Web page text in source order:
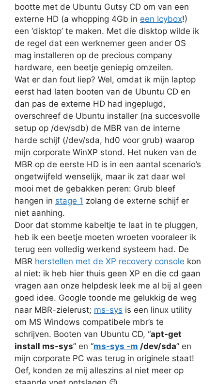
bootte met de Ubuntu Gutsy CD om van een
externe HD (a whopping 4Gb in een Icybox!)
een ‘disktop’ te maken. Met die disktop wilde ik
de regel dat een werknemer geen ander OS
mag installeren op de precious company
hardware, een beetje geniepig omzeilen.
Wat er dan fout liep? Wel, omdat ik mijn laptop
eerst had laten booten van de Ubuntu CD en
dan pas de externe HD had ingeplugd,
overschreef de Ubuntu installer (na succesvolle
setup op /dev/sdb) de MBR van de interne
harde schijf (/dev/sda, hd0 voor grub) waarop
mijn corporate WinXP stond. Het nuken van de
MBR op de eerste HD is in een aantal scenario’s
ongetwijfeld wenselijk, maar ik zat daar wel
mooi met de gebakken peren: Grub bleef
hangen in stage 1 zolang de externe schijf er
niet aanhing.
Door dat stomme kabeltje te laat in te pluggen,
heb ik een beetje moeten wroeten vooraleer ik
terug een volledig werkend systeem had. De
MBR herstellen met de XP recovery console kon
al niet: ik heb hier thuis geen XP en die cd gaan
vragen aan onze helpdesk leek me al bij al geen
goed idee. Google toonde me gelukkig de weg
naar MBR-zielerust; ms-sys is een linux utility
om MS Windows compatibele mbr’s te
schrijven. Booten van Ubuntu CD, “apt-get
install ms-sys” en “ms-sys -m /dev/sda” en
mijn corporate PC was terug in originele staat!
Oef, konden ze mij alleszins al niet meer op